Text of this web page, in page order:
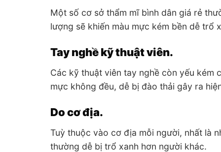
Một số cơ sở thẩm mĩ bình dân giá rẻ
lượng sẽ khiến màu mực kém bền dễ trổ
Tay nghề kỹ thuật viên.
Các kỹ thuật viên tay nghề còn yếu kém
mực không đều, dễ bị đào thải gây ra
Do cơ địa.
Tuỳ thuộc vào cơ địa mỗi người, nhất là
thường dễ bị trổ xanh hơn người khác.